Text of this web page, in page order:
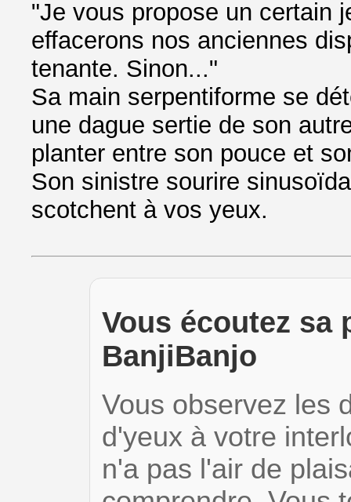
"Je vous propose un certain
effacerons nos anciennes
tenante. Sinon..."
Sa main serpentiforme se
une dague sertie de son
planter entre son pouce et
Son sinistre sourire
scotchent à vos yeux.
Vous écoutez sa
BanjiBanjo
Vous observez les
d'yeux à votre
n'a pas l'air de